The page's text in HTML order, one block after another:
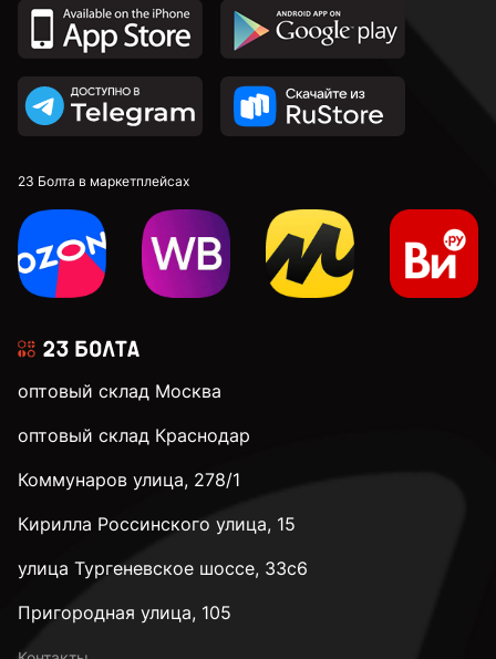
23 Болта в маркетплейсах
оптовый склад Москва
оптовый склад Краснодар
Коммунаров улица, 278/1
Кирилла Россинского улица, 15
улица Тургеневское шоссе, 33с6
Пригородная улица, 105